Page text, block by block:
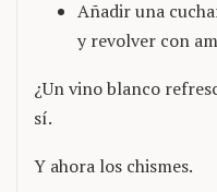
Añadir una
y revolver con
¿Un vino blanco
sí.
Y ahora los chismes.